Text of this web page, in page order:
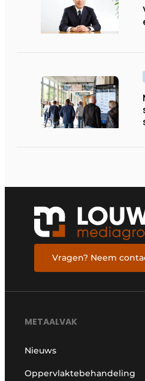
Vragen? Neem
METAALVAK
Nieuws
Oppervlaktebehandeling